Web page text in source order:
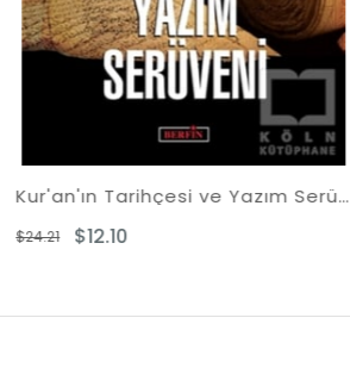
Kur'an'ın Tarihçesi ve Yazım Serüveni Hadisler Hadisi Şerif Midir?
$22.52